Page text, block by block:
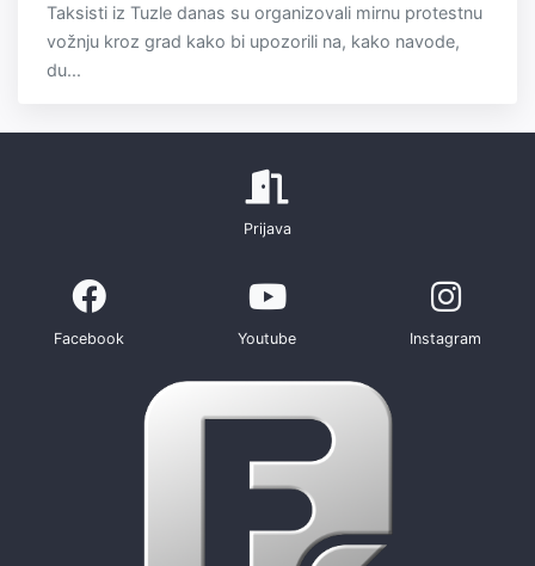
Taksisti iz Tuzle danas su organizovali mirnu protestnu
vožnju kroz grad kako bi upozorili na, kako navode,
du...
Prijava
Facebook Youtube Instagram